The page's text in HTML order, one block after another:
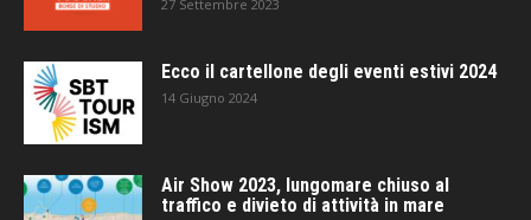
27 Settembre 2023
Ecco il cartellone degli eventi estivi 2024
14 Giugno 2024
Air Show 2023, lungomare chiuso al
traffico e divieto di attività in mare